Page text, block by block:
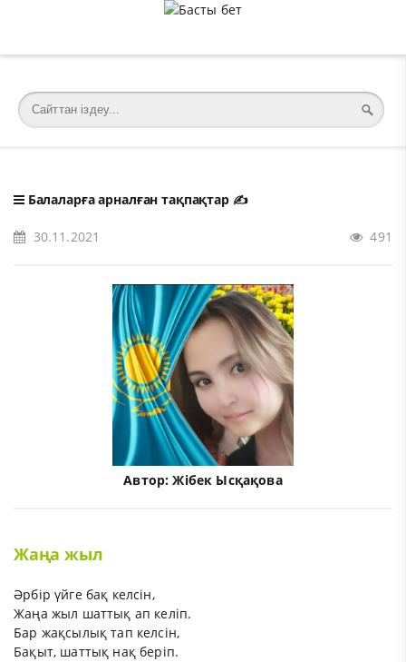
Балаларға арналған тақпақтар✍️
30.11.2021 491
Автор:Жібек Ысқақова
Жаңа жыл
Әрбір үйге бақ келсін,
Жаңа жыл шаттық ап келіп.
Бар жақсылық тап келсін,
Бақыт, шаттық нақ беріп.